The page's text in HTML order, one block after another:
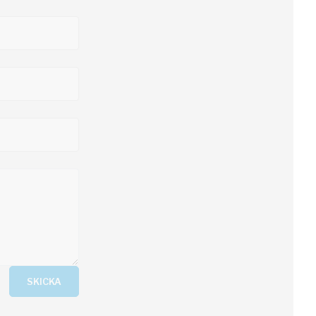
SKICKA